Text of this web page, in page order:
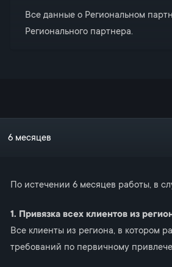
Все данные о Региональном
Регионального партнера.
6 месяцев
По истечении 6 месяцев работы, в
1. Привязка всех клиентов из
Все клиенты из региона, в котором
требований по первичному